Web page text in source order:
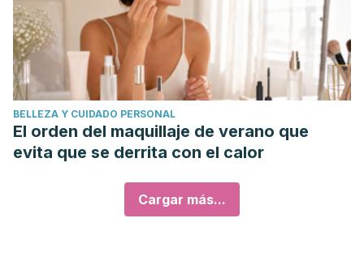
BELLEZA Y CUIDADO PERSONAL
El orden del maquillaje de verano que
evita que se derrita con el calor
Cargar más...